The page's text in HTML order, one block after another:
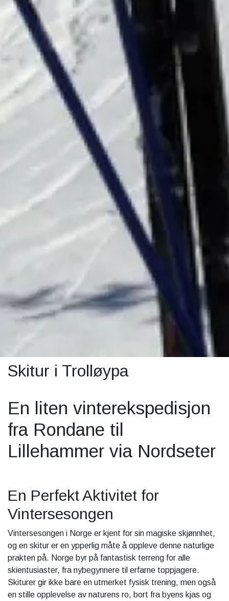
Skitur i Trolløypa
En liten vinterekspedisjon
fra Rondane til
Lillehammer via Nordseter
En Perfekt Aktivitet for
Vintersesongen
Vintersesongen i Norge er kjent for sin magiske skjønnhet,
og en skitur er en ypperlig måte å oppleve denne naturlige
prakten på. Norge byr på fantastisk terreng for alle
skientusiaster, fra nybegynnere til erfarne toppjagere.
Skiturer gir ikke bare en utmerket fysisk trening, men også
en stille opplevelse av naturens ro, bort fra byens kjas og